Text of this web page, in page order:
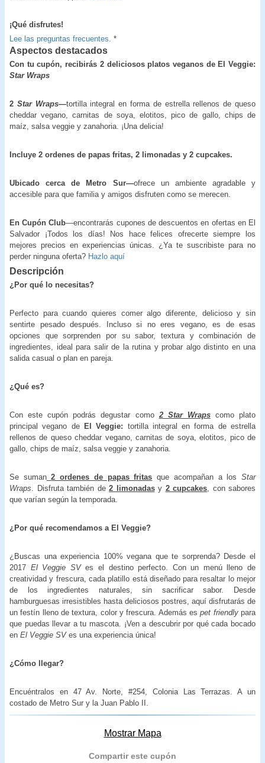
¡Qué disfrutes!
Lee las preguntas frecuentes. *
Aspectos destacados
Con tu cupón, recibirás 2 deliciosos platos veganos de El Veggie:
Star Wraps
2 Star Wraps—tortilla integral en forma de estrella rellenos de queso
cheddar vegano, carnitas de soya, elotitos, pico de gallo, chips de
maíz, salsa veggie y zanahoria. ¡Una delicia!
Incluye 2 ordenes de papas fritas, 2 limonadas y 2 cupcakes.
Ubicado cerca de Metro Sur—ofrece un ambiente agradable y
accesible para que familia y amigos disfruten como se merecen.
En Cupón Club—encontrarás cupones de descuentos en ofertas en El
Salvador ¡Todos los días! Nos hace felices ofrecerte siempre los
mejores precios en experiencias únicas. ¿Ya te suscribiste para no
perder ninguna oferta? Hazlo aquí
Descripción
¿Por qué lo necesitas?
Perfecto para cuando quieres comer algo diferente, delicioso y sin
sentirte pesado después. Incluso si no eres vegano, es de esas
opciones que sorprenden por su sabor, textura y combinación de
ingredientes, ideal para salir de la rutina y probar algo distinto en una
salida casual o plan en pareja.
¿Qué es?
Con este cupón podrás degustar como 2 Star Wraps como plato
principal vegano deEl Veggie: tortilla integral en forma de estrella
rellenos de queso cheddar vegano, carnitas de soya, elotitos, pico de
gallo, chips de maíz, salsa veggie y zanahoria.
Se suman 2 ordenes de papas fritas que acompañan a losStar
Wraps . Disfruta también de 2 limonadasy 2 cupcakes , con sabores
que varían según la temporada.
¿Por qué recomendamos a El Veggie?
¿Buscas una experiencia 100% vegana que te sorprenda? Desde el
2017 El Veggie SVes el destino perfecto. Con un menú lleno de
creatividad y frescura, cada platillo está diseñado para resaltar lo mejor
de los ingredientes naturales, sin sacrificar sabor. Desde
hamburguesas irresistibles hasta deliciosos postres, aquí disfrutarás de
un festín lleno de textura, color y frescura. Además espet friendlypara
que puedas llevar a tu mascota.
¡Ven a descubrir por qué cada bocado
en El Veggie SVes una experiencia única!
¿Cómo llegar?
Encuéntralos en 47 Av. Norte, #254, Colonia Las Terrazas. A un
costado de Metro Sur y la Juan Pablo II.
Mostrar Mapa
Compartir este cupón